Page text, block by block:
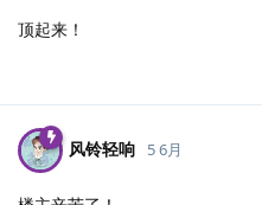
顶起来！
风铃轻响 5 6月